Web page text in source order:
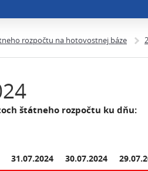
rozpočtu na hotovostnej báze
štátneho rozpočtu ku dňu:
31.07.2024 30.07.2024